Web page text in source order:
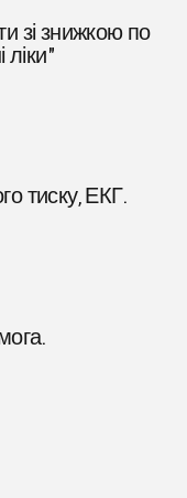
зі знижкою по
ліки"
тиску, ЕКГ.